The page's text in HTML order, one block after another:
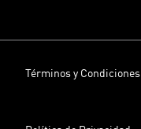
Términos y Condiciones